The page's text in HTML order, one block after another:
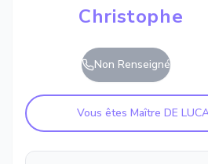
Christophe
Non Renseigné
Vous êtes Maître DE